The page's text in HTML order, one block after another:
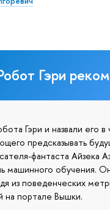
Гэри
Гэри и назвали его в
предсказывать
фантаста Айзека
машинного обучения.
из поведенческих
на портале Вышки.